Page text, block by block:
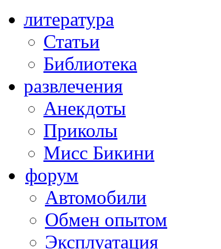
литература
Статьи
Библиотека
развлечения
Анекдоты
Приколы
Мисс Бикини
форум
Автомобили
Обмен опытом
Эксплуатация